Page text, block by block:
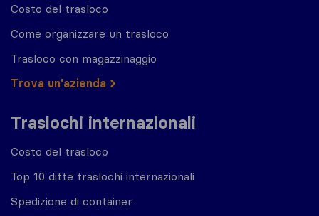
Costo del trasloco
Come organizzare un trasloco
Trasloco con magazzinaggio
Trova un'azienda
Traslochi internazionali
Costo del trasloco
Top 10 ditte traslochi internazionali
Spedizione di container